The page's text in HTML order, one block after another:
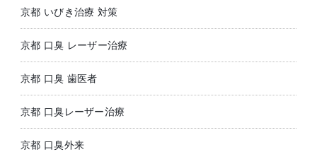
京都 いびき治療 対策
京都 口臭 レーザー治療
京都 口臭 歯医者
京都 口臭レーザー治療
京都 口臭外来